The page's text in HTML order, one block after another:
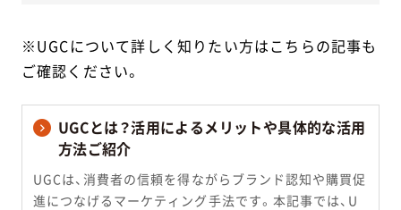
※UGCについて詳しく知りたい方はこちらの記事も
ご確認ください。
UGCとは？活用によるメリットや具体的な活用
方法ご紹介
UGCは、消費者の信頼を得ながらブランド認知や購買促
進につなげるマーケティング手法です。本記事では、U